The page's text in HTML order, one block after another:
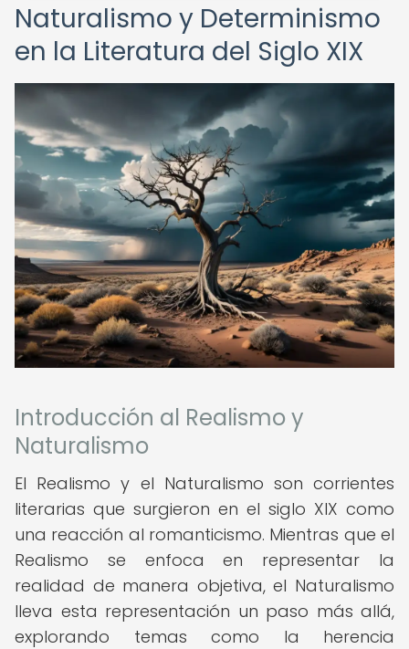
Naturalismo y Determinismo
en la Literatura del Siglo XIX
Introducción al Realismo y
Naturalismo
El Realismo y el Naturalismo son corrientes
literarias que surgieron en el siglo XIX como
una reacción al romanticismo. Mientras que el
Realismo se enfoca en representar la
realidad de manera objetiva, el Naturalismo
lleva esta representación un paso más allá,
explorando temas como la herencia